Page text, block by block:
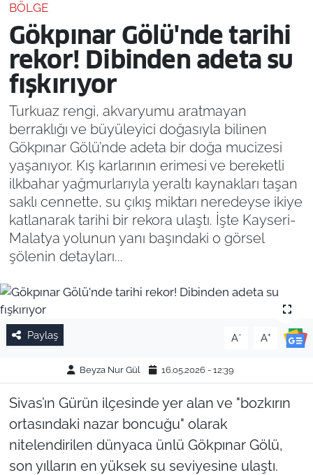
BÖLGE
Gökpınar Gölü'nde tarihi
rekor! Dibinden adeta su
fışkırıyor
Turkuaz rengi, akvaryumu aratmayan
berraklığı ve büyüleyici doğasıyla bilinen
Gökpınar Gölü’nde adeta bir doğa mucizesi
yaşanıyor. Kış karlarının erimesi ve bereketli
ilkbahar yağmurlarıyla yeraltı kaynakları taşan
saklı cennette, su çıkış miktarı neredeyse ikiye
katlanarak tarihi bir rekora ulaştı. İşte Kayseri-
Malatya yolunun yanı başındaki o görsel
şölenin detayları...
Paylaş A- A+
Beyza Nur Gül 16.05.2026 - 12:39
Sivas’ın Gürün ilçesinde yer alan ve "bozkırın
ortasındaki nazar boncuğu" olarak
nitelendirilen dünyaca ünlü Gökpınar Gölü,
son yılların en yüksek su seviyesine ulaştı.
Resmi İlanlar
Son Dakika Haberleri
Haber Arşivi